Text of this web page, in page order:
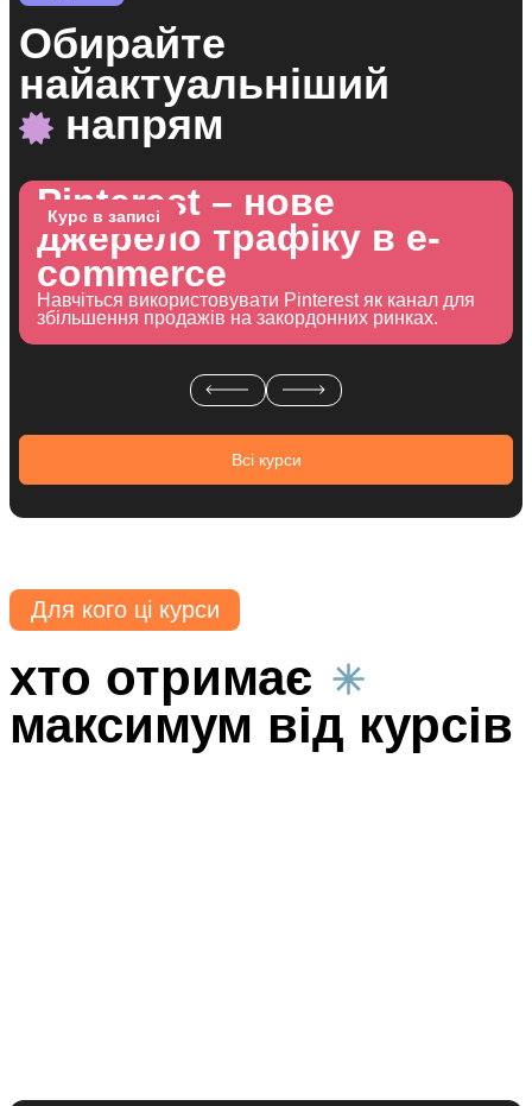
Обирайте
найактуальніший
напрям
Курс в записі
Pinterest – нове
джерело трафіку в е-
сommerce
Навчіться використовувати Pinterest як канал для
збільшення продажів на закордонних ринках.
Всі курси
Для кого ці курси
хто отримає
максимум від курсів